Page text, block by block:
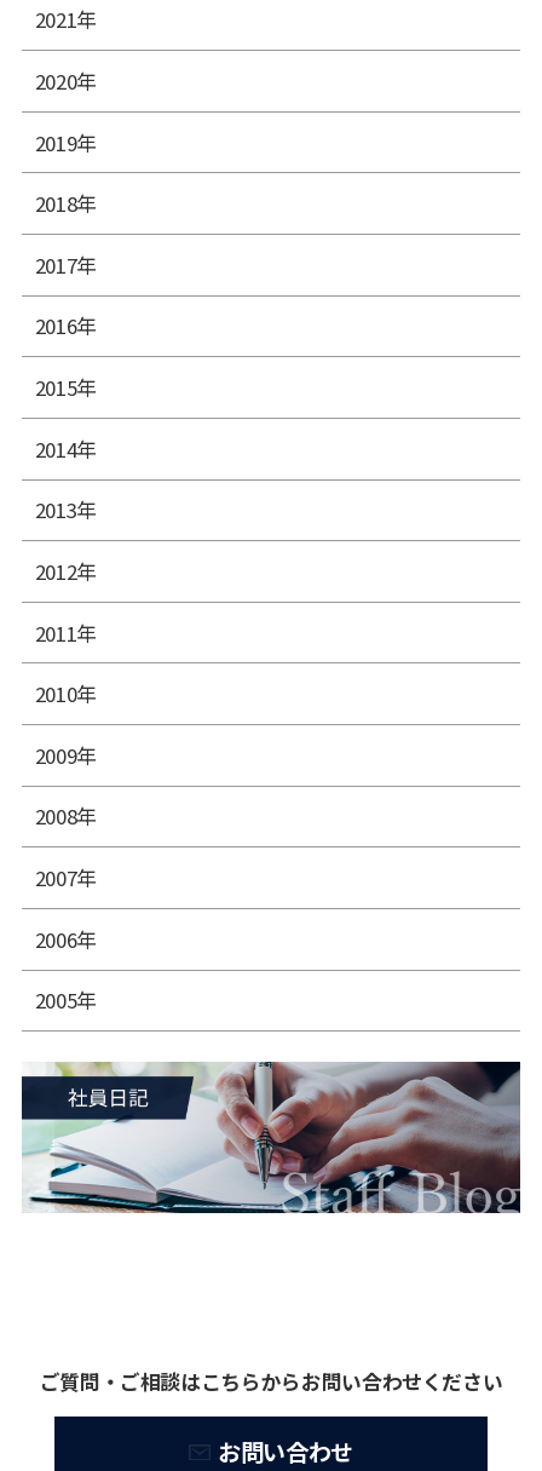
2021年
2020年
2019年
2018年
2017年
2016年
2015年
2014年
2013年
2012年
2011年
2010年
2009年
2008年
2007年
2006年
2005年
ご質問・ご相談はこちらからお問い合わせください
お問い合わせ